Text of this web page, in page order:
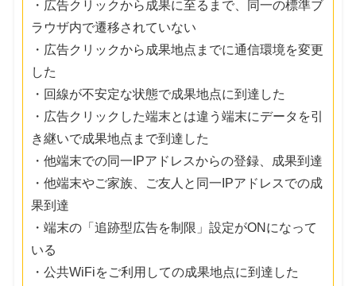
・広告クリックから成果に至るまで、同一の標準ブ
ラウザ内で遷移されていない
・広告クリックから成果地点までに通信環境を変更
した
・回線が不安定な状態で成果地点に到達した
・広告クリックした端末とは違う端末にデータを引
き継いで成果地点まで到達した
・他端末での同一IPアドレスからの登録、成果到達
・他端末やご家族、ご友人と同一IPアドレスでの成
果到達
・端末の「追跡型広告を制限」設定がONになって
いる
・公共WiFiをご利用しての成果地点に到達した